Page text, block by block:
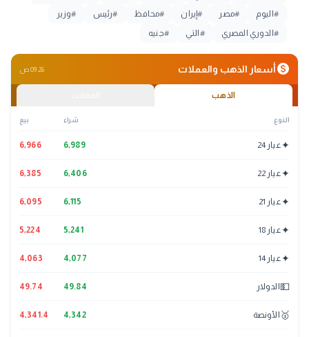
# اليوم #مصر #إيران #محافظ #رئيس #وزير
# الدوري المصري # التي #جنيه
monetization_onأسعار الذهب والعملات 09:26 ص
الذهب
النوع شراء بيع
✦عيار 24 6,989
6,966
✦عيار 22 6,406
6,385
✦عيار 21 6,115
6,095
✦عيار 18 5,241
5,224
✦عيار 14 4,077
4,063
💵 الدولار 49.84
49.74
🥇 الأونصة 4,342
4,341.4